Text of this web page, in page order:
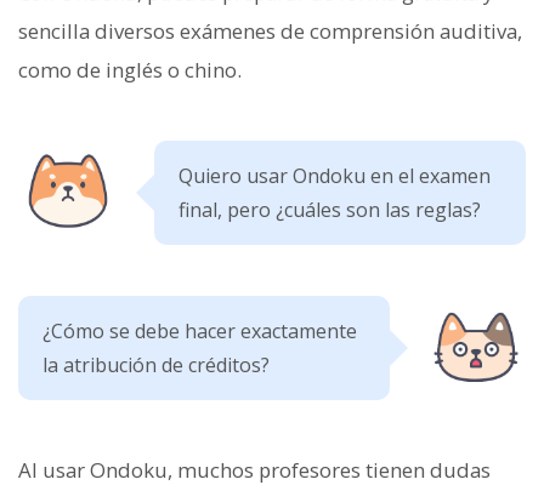
sencilla diversos exámenes de comprensión auditiva,
como de inglés o chino.
Quiero usar Ondoku en el examen
final, pero ¿cuáles son las reglas?
¿Cómo se debe hacer exactamente
la atribución de créditos?
Al usar Ondoku, muchos profesores tienen dudas